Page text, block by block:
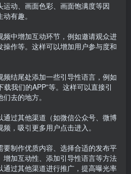
运动、画面色彩、画面饱满度等因
有趣。
频中增加互动环节，例如邀请观众进
操作等。这样可以增加用户参与度和
频结尾处添加一些引导性语言，例如
载我们的APP”等。这样可以直接引
去的地方。
通过其他渠道（如微信公众号、微博
，吸引更多用户点击进入。
要制作优质内容、选择合适的发布平
增加互动性、添加引导性语言等方法
通过其他渠道进行推广，提高曝光率